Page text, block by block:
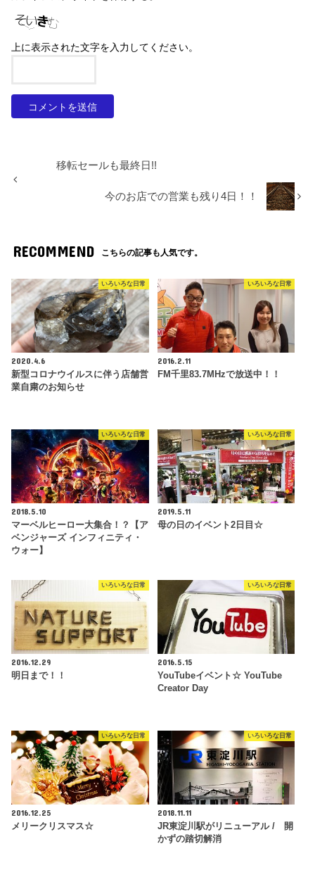
上に表示された文字を入力してください。
移転セールも最終日!!
今のお店での営業も残り4日！！
RECOMMEND こちらの記事も人気です。
いろいろな日常
2020.4.6
新型コロナウイルスに伴う店舗営
業自粛のお知らせ
いろいろな日常
2016.2.11
FM千里83.7MHzで放送中！！
いろいろな日常
2018.5.10
マーベルヒーロー大集合！？【ア
ベンジャーズ インフィニティ・
ウォー】
いろいろな日常
2019.5.11
母の日のイベント2日目☆
いろいろな日常
2016.12.29
明日まで！！
いろいろな日常
2016.5.15
YouTubeイベント☆ YouTube
Creator Day
いろいろな日常
2016.12.25
メリークリスマス☆
いろいろな日常
2018.11.11
JR東淀川駅がリニューアル / 開
かずの踏切解消